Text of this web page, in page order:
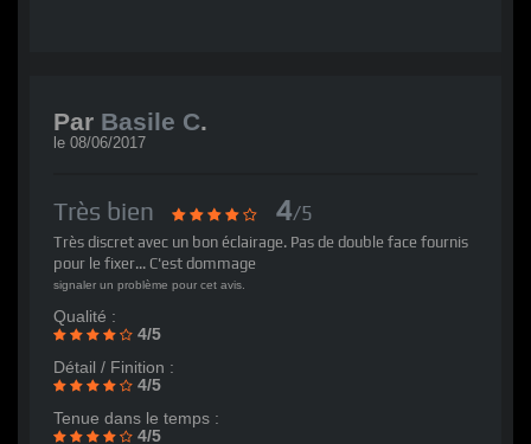
Par Basile C.
le 08/06/2017
Très bien 4/5
Très discret avec un bon éclairage. Pas de double face fournis
pour le fixer... C'est dommage
signaler un problème pour cet avis.
Qualité :
4/5
Détail / Finition :
4/5
Tenue dans le temps :
4/5